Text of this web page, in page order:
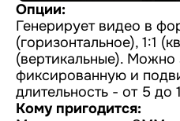
Опции:
Генерирует видео в
(горизонтальное), 1:1
(вертикальные). Можно
фиксированную и
длительность - от 5 до
Кому пригодится: